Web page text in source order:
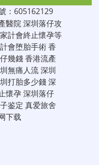
：605162129
醫院深圳落仔攻
家計會終止懷孕等
會堕胎手術香
幾錢香港流產
無痛人流深圳
打胎多少錢深
懷孕深圳落仔
鉴定 真爱旅舍
下载